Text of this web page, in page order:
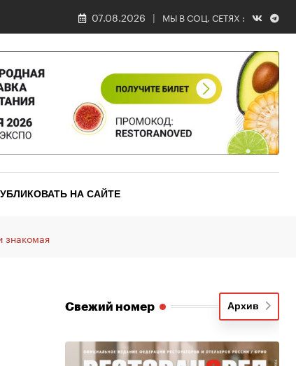
07.08.2026 МЫ В СОЦ. СЕТЯХ :
НА САЙТЕ
знакомая
Свежий номер Архив